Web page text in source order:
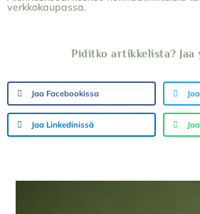
verkkokaupassa.
Piditko artikkelista? Jaa
Jaa Facebookissa
Jaa Linkedinissä